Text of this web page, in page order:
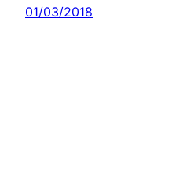
01/03/2018